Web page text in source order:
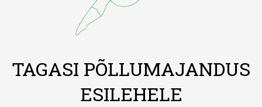
TAGASI PÕLLUMAJANDUS
ESILEHELE